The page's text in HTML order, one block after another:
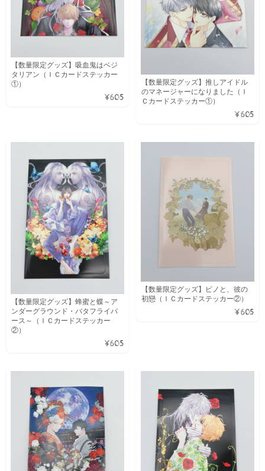
【数量限定グッズ】吸血鬼はベジ
タリアン（ＩＣカードステッカー
①）
¥605
【数量限定グッズ】推しアイドル
のマネージャーになりました（Ｉ
Ｃカードステッカー①）
¥605
【数量限定グッズ】蜂蜜と蝶～ア
ンダーグラウンド・バタフライバ
ース～（ＩＣカードステッカー
②）
¥605
【数量限定グッズ】ピノと、彼の
初戀（ＩＣカードステッカー②）
¥605